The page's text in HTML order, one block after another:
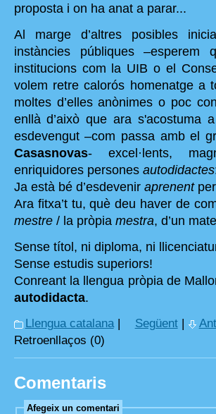
proposta i on ha anat a parar...
Al marge d’altres posibles
instàncies públiques
institucions com la UIB o el
volem retre calorós homenatge a
moltes d’elles anònimes o poc
enllà d’això que ara s'acostuma
esdevengut –com passa amb el
Casasnovas- excel·lents,
enriquidores persones autodidactes
Ja està bé d’esdevenir aprenentper
Ara fitxa’t tu, què deu haver de
mestre/ la pròpia mestra, d’un
Sense títol, ni diploma, ni
Sense estudis superiors!
Conreant la llengua pròpia de
autodidacta.
Llengua catalana| Següent|
Retroenllaços (0)
Comentaris
Afegeix un comentari